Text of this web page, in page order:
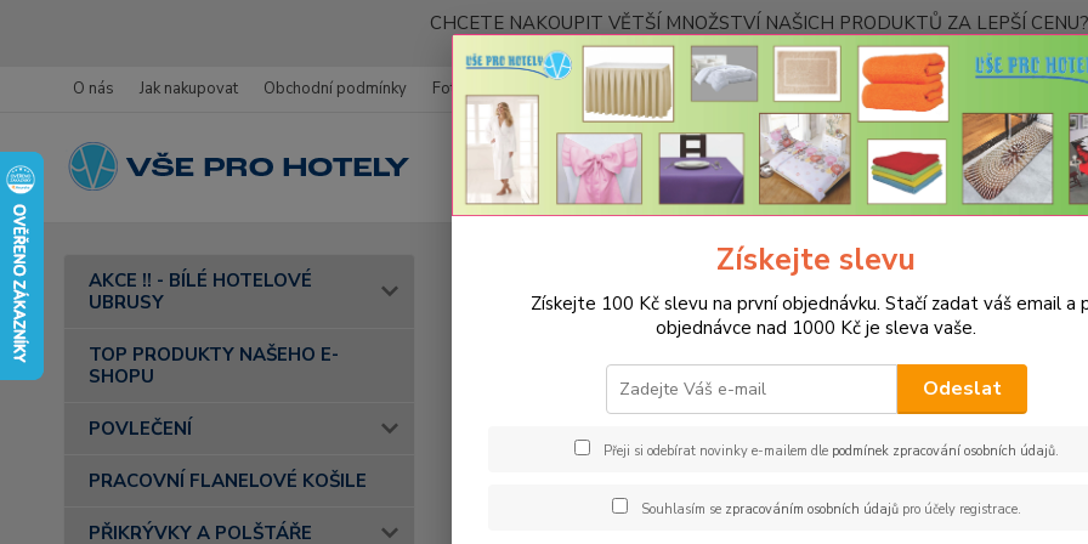
CHCETE NAKOUPIT VĚTŠÍ MNOŽSTVÍ NAŠICH PRODUKTŮ ZA LEPŠÍ
O nás Jak nakupovat Obchodní podmínky Fotogalerie Kontakty
Hledat
AKCE !! - BÍLÉ HOTELOVÉ
UBRUSY
TOP PRODUKTY NAŠEHO E-
SHOPU
POVLEČENÍ
PRACOVNÍ FLANELOVÉ KOŠILE
PŘIKRÝVKY A POLŠTÁŘE
Bavlněné prostěradla JERSEY s gumou - 45 barev
Bavlněné prostěradlo JERSEY
hned
Získejte slevu
Získejte 100 Kč slevu na první objednávku. Stačí zadat váš email a
objednávce nad 1000 Kč je sleva vaše.
Odeslat
Přeji si odebírat novinky e-mailem dle podmínek zpracování osobních údajů.
Souhlasím se zpracováním osobních údajůpro účely registrace.